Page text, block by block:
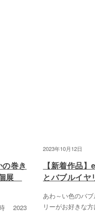
巻き
展
時 2023
2023年10月12日
【新着作品
とバブルイヤ
あわ～い色のバ
リーがお好きな